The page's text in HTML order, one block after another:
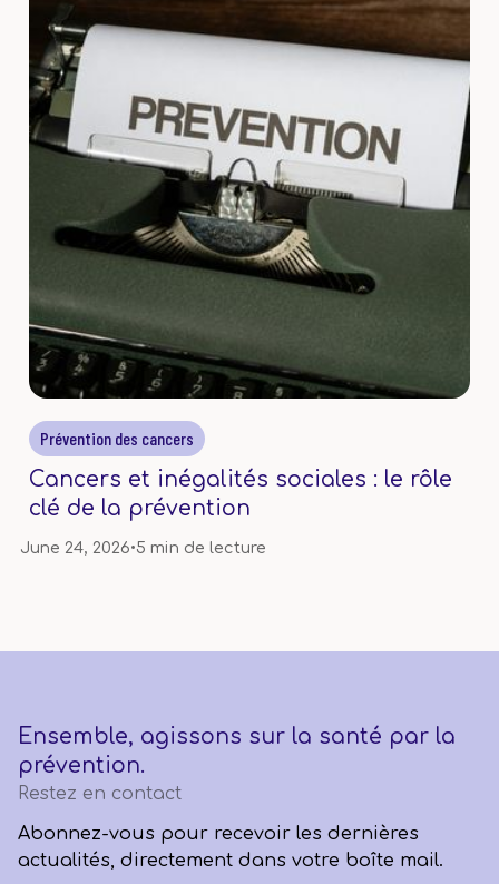
Prévention des cancers
Cancers et inégalités sociales : le rôle
clé de la prévention
June 24, 2026•5 min de lecture
Ensemble, agissons sur la santé par la
prévention.
Restez en contact
Abonnez-vous pour recevoir les dernières
actualités, directement dans votre boîte mail.